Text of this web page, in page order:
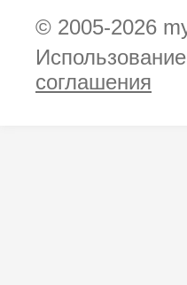
© 2005-2026
соглашения